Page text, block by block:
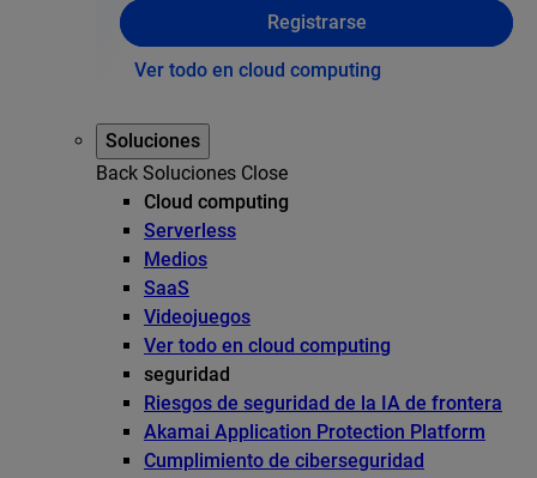
Registrarse
Ver todo en cloud computing
Soluciones
Back Soluciones Close
Cloud computing
Serverless
Medios
SaaS
Videojuegos
Ver todo en cloud computing
seguridad
Riesgos de seguridad de la IA de frontera
Akamai Application Protection Platform
Cumplimiento de ciberseguridad